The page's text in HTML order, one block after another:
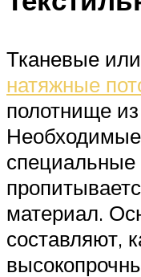
Тканевые
натяжные
полотнище из
специальные
материал.
составляют,